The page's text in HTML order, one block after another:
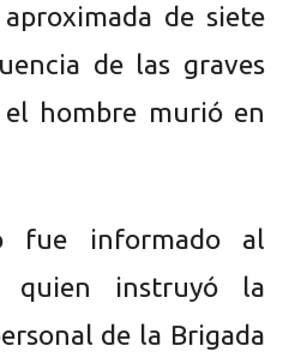
de siete
de las graves
el hombre murió en
fue informado al
quien instruyó la
de la Brigada